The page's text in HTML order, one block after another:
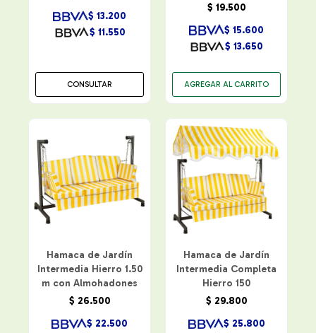
$ 11.550
$ 13.200
CONSULTAR
$ 19.500
$ 13.650
$ 15.600
Hamaca de Jardín
Intermedia Hierro 1.50
m con Almohadones
$ 26.500
$ 22.500
Hamaca de Jardín
Intermedia Completa
Hierro 150
$ 29.800
$ 25.800